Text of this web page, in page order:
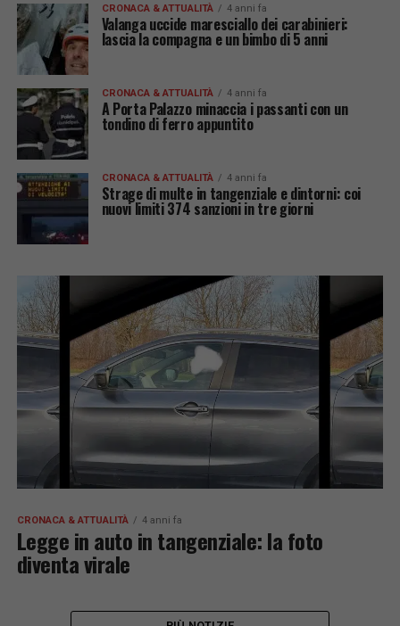
CRONACA & ATTUALITÀ 4 anni fa
Valanga uccide maresciallo dei carabinieri:
lascia la compagna e un bimbo di 5 anni
CRONACA & ATTUALITÀ 4 anni fa
A Porta Palazzo minaccia i passanti con un
tondino di ferro appuntito
CRONACA & ATTUALITÀ 4 anni fa
Strage di multe in tangenziale e dintorni: coi
nuovi limiti 374 sanzioni in tre giorni
CRONACA & ATTUALITÀ 4 anni fa
Legge in auto in tangenziale: la foto
diventa virale